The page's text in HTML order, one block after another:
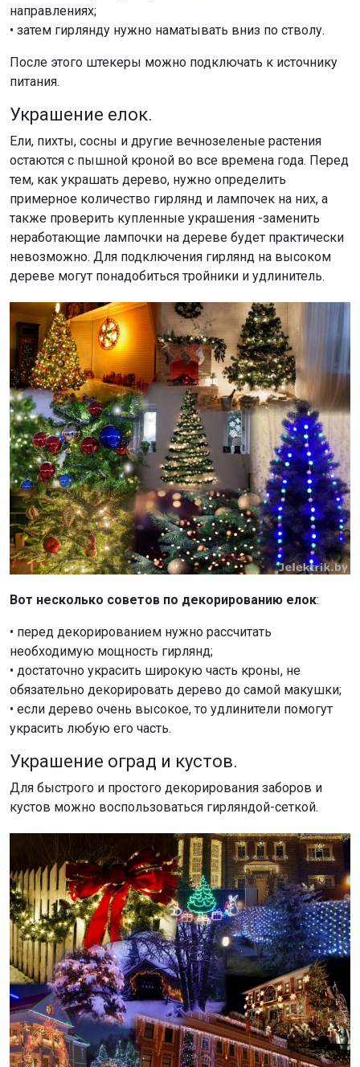
направлениях;
• затем гирлянду нужно наматывать вниз по стволу.
После этого штекеры можно подключать к источнику
питания.
Украшение елок.
Ели, пихты, сосны и другие вечнозеленые растения
остаются с пышной кроной во все времена года. Перед
тем, как украшать дерево, нужно определить
примерное количество гирлянд и лампочек на них, а
также проверить купленные украшения -заменить
неработающие лампочки на дереве будет практически
невозможно. Для подключения гирлянд на высоком
дереве могут понадобиться тройники и удлинитель.
Вот несколько советов по декорированию елок:
• перед декорированием нужно рассчитать
необходимую мощность гирлянд;
• достаточно украсить широкую часть кроны, не
обязательно декорировать дерево до самой макушки;
• если дерево очень высокое, то удлинители помогут
украсить любую его часть.
Украшение оград и кустов.
Для быстрого и простого декорирования заборов и
кустов можно воспользоваться гирляндой-сеткой.